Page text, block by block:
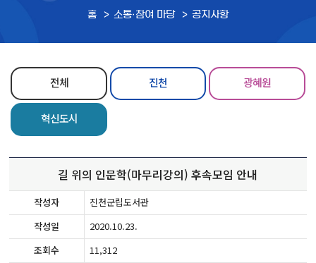
홈 소통·참여 마당 공지사항
전체 진천 광혜원
혁신도시
길 위의 인문학(마무리강의) 후속모임 안내
작성자
진천군립도서관
작성일
2020.10.23.
조회수
11,312